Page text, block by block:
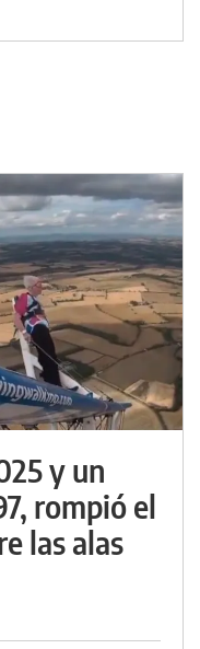
y un
rompió el
las alas